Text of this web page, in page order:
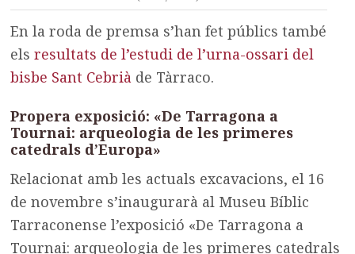
En la roda de premsa s’han fet públics també
elsresultats de l’estudi de l’urna-ossari del
bisbe Sant Cebrià de Tàrraco.
Propera exposició: «De Tarragona a
Tournai: arqueologia de les primeres
catedrals d’Europa»
Relacionat amb les actuals excavacions, el 16
de novembre s’inaugurarà al Museu Bíblic
Tarraconense l’exposició «De Tarragona a
Tournai: arqueologia de les primeres catedrals